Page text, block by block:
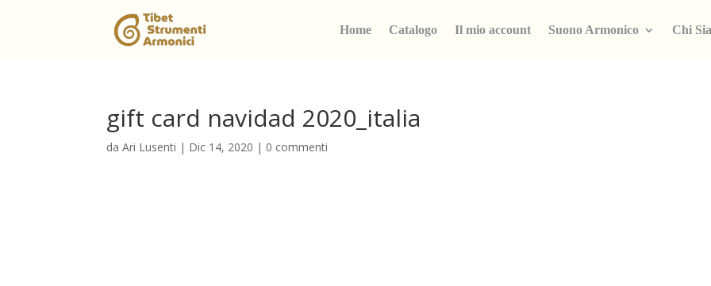
Home Catalogo Il mio account Suono Armonico Chi
gift card navidad 2020_italia
daAri Lusenti | Dic 14, 2020 | 0 commenti